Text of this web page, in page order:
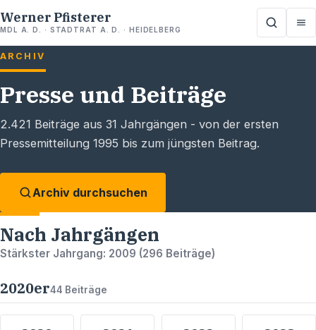
Werner Pfisterer
MDL A. D. · STADTRAT A. D. · HEIDELBERG
ARCHIV
Presse und Beiträge
2.421 Beiträge aus 31 Jahrgängen - von der ersten
Pressemitteilung 1995 bis zum jüngsten Beitrag.
Archiv durchsuchen
Nach Jahrgängen
Stärkster Jahrgang: 2009 (296 Beiträge)
2020er44 Beiträge